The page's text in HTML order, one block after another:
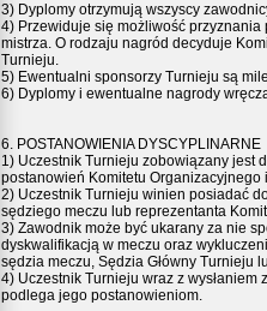
3) Dyplomy otrzymują wszyscy
4) Przewiduje się możliwość
mistrza. O rodzaju nagród decyduje
Turnieju.
5) Ewentualni sponsorzy Turnieju są
6) Dyplomy i ewentualne nagrody
6. POSTANOWIENIA DYSCYPLINARNE
1) Uczestnik Turnieju zobowiązany jest
postanowień Komitetu Organizacyjnego
2) Uczestnik Turnieju winien posiadać
sędziego meczu lub reprezentanta
3) Zawodnik może być ukarany za nie
dyskwalifikacją w meczu oraz
sędzia meczu, Sędzia Główny Turnieju
4) Uczestnik Turnieju wraz z wysłaniem
podlega jego postanowieniom.